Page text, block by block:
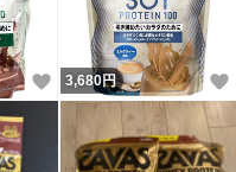
いいね！
3,680円